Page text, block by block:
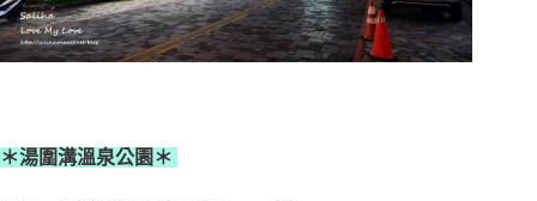
＊湯圍溝溫泉公園＊